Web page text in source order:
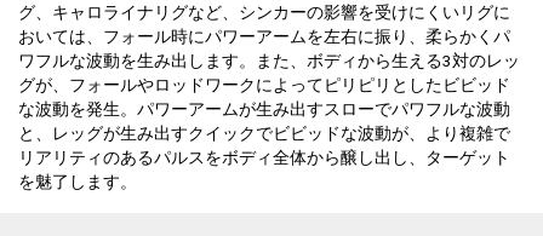
グ、キャロライナリグなど、シンカーの影響を受けにくいリグに
おいては、フォール時にパワーアームを左右に振り、柔らかくパ
ワフルな波動を生み出します。また、ボディから生える3対のレッ
グが、フォールやロッドワークによってピリピリとしたビビッド
な波動を発生。パワーアームが生み出すスローでパワフルな波動
と、レッグが生み出すクイックでビビッドな波動が、より複雑で
リアリティのあるパルスをボディ全体から醸し出し、ターゲット
を魅了します。